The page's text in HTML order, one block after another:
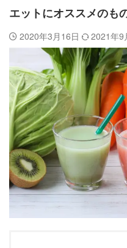
エットにオススメのも
2020年3月16日
2021年9